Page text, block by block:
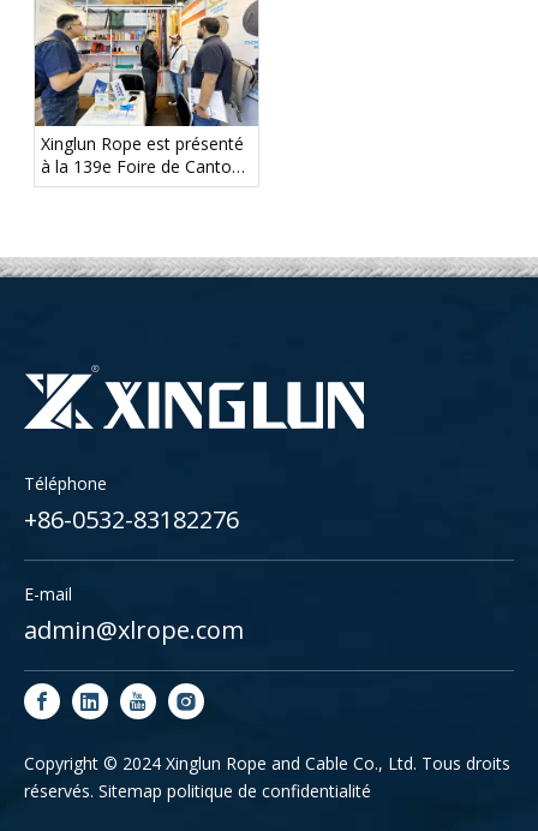
Xinglun Rope est présenté
à la 139e Foire de Canton,
un portefeuille de produits
Téléphone
+86-0532-83182276
E-mail
admin@xlrope.com
Copyright © 2024 Xinglun Rope and Cable Co., Ltd. Tous droits
réservés. Sitemap politique de confidentialité